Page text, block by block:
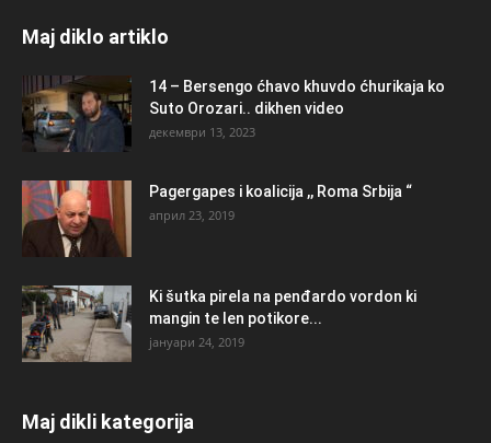
Maj diklo artiklo
14 – Bersengo ćhavo khuvdo ćhurikaja ko
Suto Orozari.. dikhen video
декември 13, 2023
Pagergapes i koalicija ,, Roma Srbija “
април 23, 2019
Ki šutka pirela na penđardo vordon ki
mangin te len potikore...
јануари 24, 2019
Maj dikli kategorija